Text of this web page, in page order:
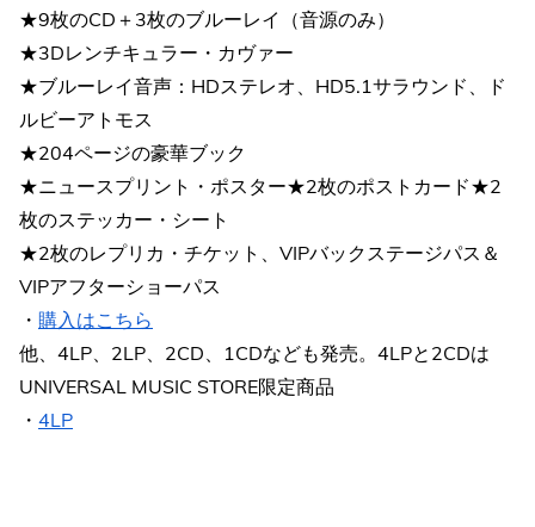
★9枚のCD＋3枚のブルーレイ（音源のみ）
★3Dレンチキュラー・カヴァー
★ブルーレイ音声：HDステレオ、HD5.1サラウンド、ド
ルビーアトモス
★204ページの豪華ブック
★ニュースプリント・ポスター★2枚のポストカード★2
枚のステッカー・シート
★2枚のレプリカ・チケット、VIPバックステージパス＆
VIPアフターショーパス
・ 購入はこちら
他、4LP、2LP、2CD、1CDなども発売。4LPと2CDは
UNIVERSAL MUSIC STORE限定商品
・ 4LP